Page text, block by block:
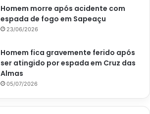
Homem morre após acidente com
espada de fogo em Sapeaçu
23/06/2026
Homem fica gravemente ferido após
ser atingido por espada em Cruz das
Almas
05/07/2026